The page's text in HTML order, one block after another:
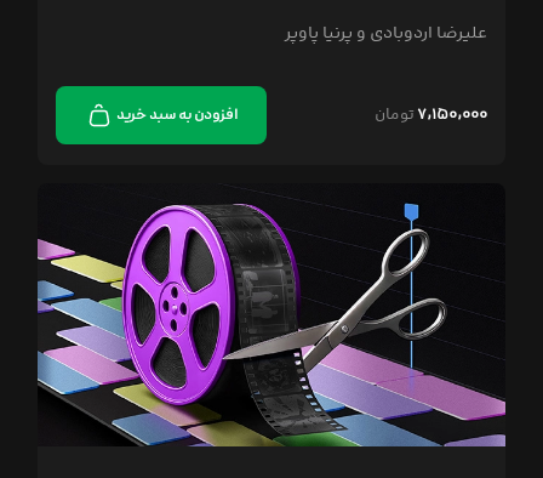
علیرضا اردوبادی و پرنیا پاوپر
۷,۱۵۰,۰۰۰ تومان افزودن به سبد خرید